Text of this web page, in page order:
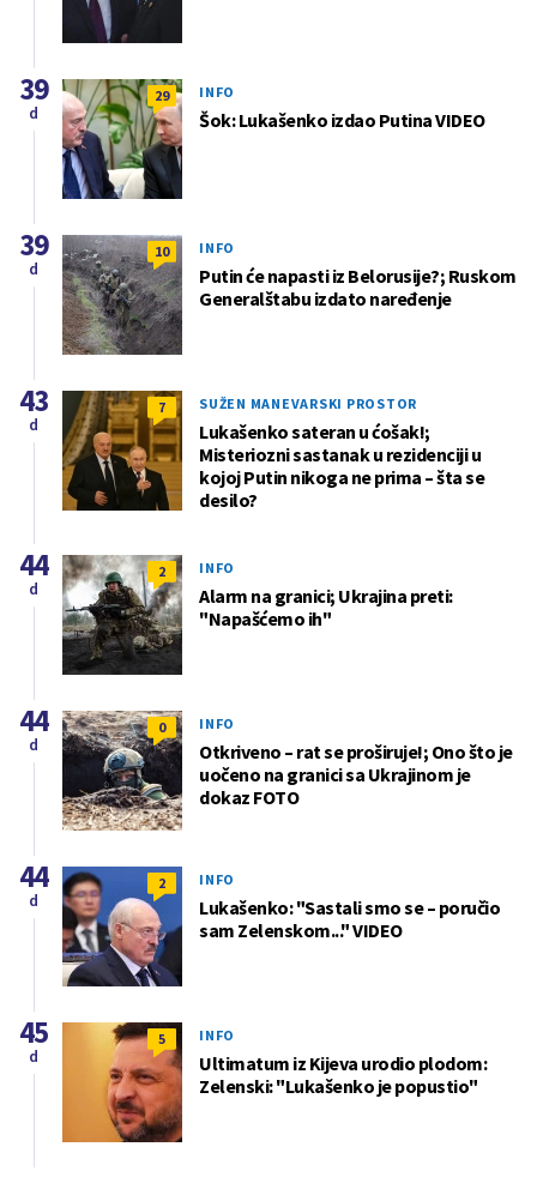
29 INFO
Šok: Lukašenko izdao Putina VIDEO
39
d
10 INFO
Putin će napasti iz Belorusije?; Ruskom
Generalštabu izdato naređenje
39
d
7 SUŽEN MANEVARSKI PROSTOR
Lukašenko sateran u ćošak!;
Misteriozni sastanak u rezidenciji u
kojoj Putin nikoga ne prima – šta se
desilo?
43
d
2 INFO
Alarm na granici; Ukrajina preti:
"Napašćemo ih"
44
d
0 INFO
Otkriveno – rat se proširuje!; Ono što je
uočeno na granici sa Ukrajinom je
dokaz FOTO
44
d
2 INFO
Lukašenko: "Sastali smo se – poručio
sam Zelenskom..." VIDEO
44
d
5 INFO
Ultimatum iz Kijeva urodio plodom:
Zelenski: "Lukašenko je popustio"
45
d